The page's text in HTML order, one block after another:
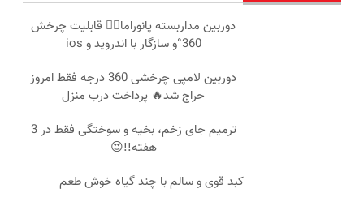
دوربین مداربسته پانوراما👈🏻 قابلیت چرخش
360°و سازگار با اندروید و ios
دوربین لامپی چرخشی 360 درجه فقط امروز
حراج شد🔥 پرداخت درب منزل
ترمیم جای زخم، بخیه و سوختگی فقط در 3
هفته!!😍
کبد قوی و سالم با چند گیاه خوش طعم